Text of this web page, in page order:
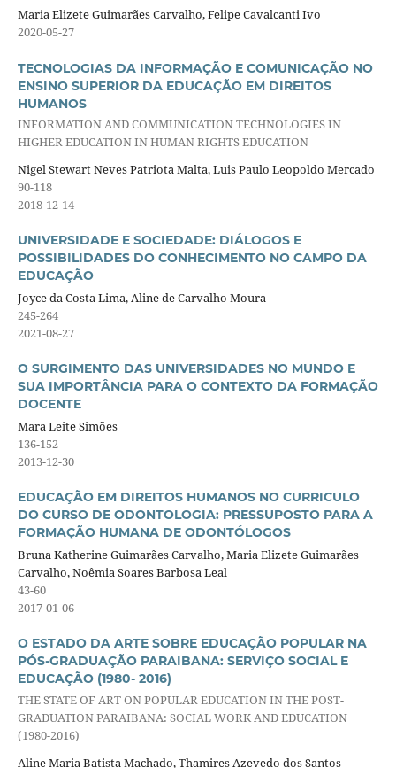
Maria Elizete Guimarães Carvalho, Felipe Cavalcanti Ivo
2020-05-27
TECNOLOGIAS DA INFORMAÇÃO E COMUNICAÇÃO NO
ENSINO SUPERIOR DA EDUCAÇÃO EM DIREITOS
HUMANOS
INFORMATION AND COMMUNICATION TECHNOLOGIES IN
HIGHER EDUCATION IN HUMAN RIGHTS EDUCATION
Nigel Stewart Neves Patriota Malta, Luis Paulo Leopoldo Mercado
90-118
2018-12-14
UNIVERSIDADE E SOCIEDADE: DIÁLOGOS E
POSSIBILIDADES DO CONHECIMENTO NO CAMPO DA
EDUCAÇÃO
Joyce da Costa Lima, Aline de Carvalho Moura
245-264
2021-08-27
O SURGIMENTO DAS UNIVERSIDADES NO MUNDO E
SUA IMPORTÂNCIA PARA O CONTEXTO DA FORMAÇÃO
DOCENTE
Mara Leite Simões
136-152
2013-12-30
EDUCAÇÃO EM DIREITOS HUMANOS NO CURRICULO
DO CURSO DE ODONTOLOGIA: PRESSUPOSTO PARA A
FORMAÇÃO HUMANA DE ODONTÓLOGOS
Bruna Katherine Guimarães Carvalho, Maria Elizete Guimarães
Carvalho, Noêmia Soares Barbosa Leal
43-60
2017-01-06
O ESTADO DA ARTE SOBRE EDUCAÇÃO POPULAR NA
PÓS-GRADUAÇÃO PARAIBANA: SERVIÇO SOCIAL E
EDUCAÇÃO (1980- 2016)
THE STATE OF ART ON POPULAR EDUCATION IN THE POST-
GRADUATION PARAIBANA: SOCIAL WORK AND EDUCATION
(1980-2016)
Aline Maria Batista Machado, Thamires Azevedo dos Santos